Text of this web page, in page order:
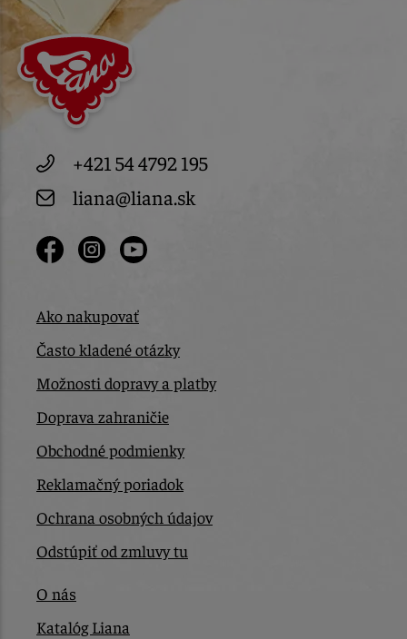
+421 54 4792 195
liana@liana.sk
Ako nakupovať
Často kladené otázky
Možnosti dopravy a platby
Doprava zahraničie
Obchodné podmienky
Reklamačný poriadok
Ochrana osobných údajov
Odstúpiť od zmluvy tu
O nás
Katalóg Liana